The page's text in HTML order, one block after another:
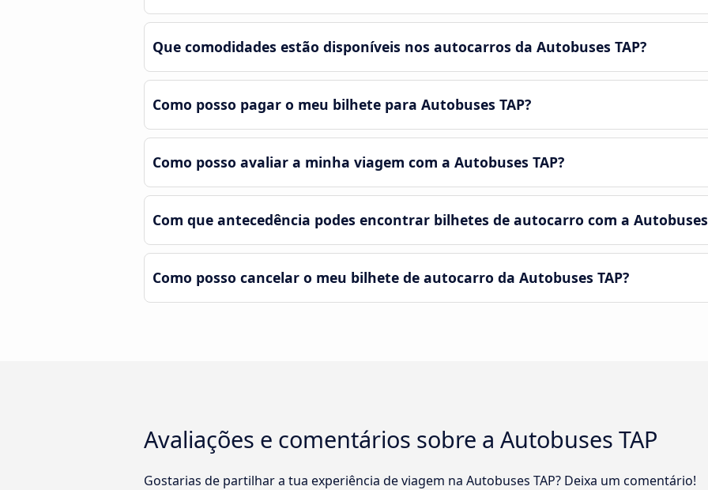
Que comodidades estão disponíveis nos autocarros da Autobuses TAP?
Como posso pagar o meu bilhete para Autobuses TAP?
Como posso avaliar a minha viagem com a Autobuses TAP?
Com que antecedência podes encontrar bilhetes de autocarro com a Autobuses
Como posso cancelar o meu bilhete de autocarro da Autobuses TAP?
Avaliações e comentários sobre a Autobuses TAP
Gostarias de partilhar a tua experiência de viagem na Autobuses TAP? Deixa um comentário!